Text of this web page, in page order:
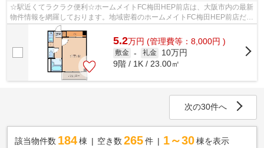
☆駅近くてラクラク便利☆ホームメイトFC梅田HEP前店は、大阪市内の最新
物件情報を網羅しております。地域密着のホームメイトFC梅田HEP前店だか
らできるお部屋探し品質であなたの理想の...
5.2万円 (管理費等：8,000円 )
敷金 - 礼金
10万円
9階 / 1K / 23.00㎡
次の30件へ
該当物件数 184棟 空き数 265 件 1～30 棟を表示